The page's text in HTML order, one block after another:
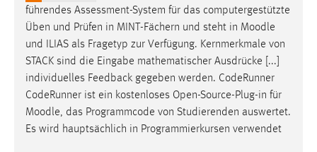
führendes Assessment-System für das computergestützte
Üben und Prüfen in MINT-Fächern und steht in Moodle
und ILIAS als Fragetyp zur Verfügung. Kernmerkmale von
STACK sind die Eingabe mathematischer Ausdrücke [...]
individuelles Feedback gegeben werden. CodeRunner
CodeRunner ist ein kostenloses Open-Source-Plug-in für
Moodle, das Programmcode von Studierenden auswertet.
Es wird hauptsächlich in Programmierkursen verwendet